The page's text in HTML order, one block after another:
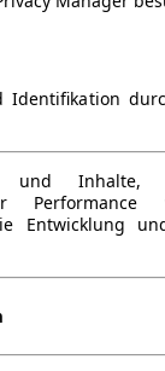
Identifikation
und Inhalte,
Performance
Entwicklung